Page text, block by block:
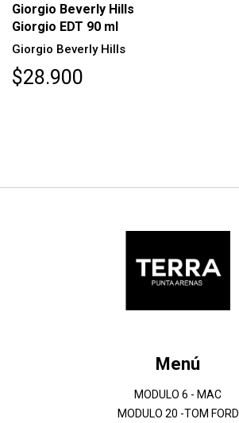
Giorgio Beverly Hills
Giorgio EDT 90 ml
Giorgio Beverly Hills
$28.900
Menú
MODULO 6 - MAC
MODULO 20 -TOM FORD